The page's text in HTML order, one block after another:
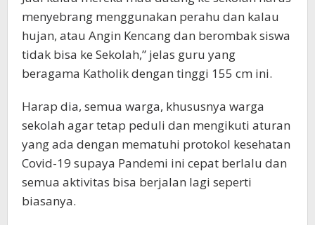
menyebrang menggunakan perahu dan kalau
hujan, atau Angin Kencang dan berombak siswa
tidak bisa ke Sekolah,” jelas guru yang
beragama Katholik dengan tinggi 155 cm ini.
Harap dia, semua warga, khususnya warga
sekolah agar tetap peduli dan mengikuti aturan
yang ada dengan mematuhi protokol kesehatan
Covid-19 supaya Pandemi ini cepat berlalu dan
semua aktivitas bisa berjalan lagi seperti
biasanya.